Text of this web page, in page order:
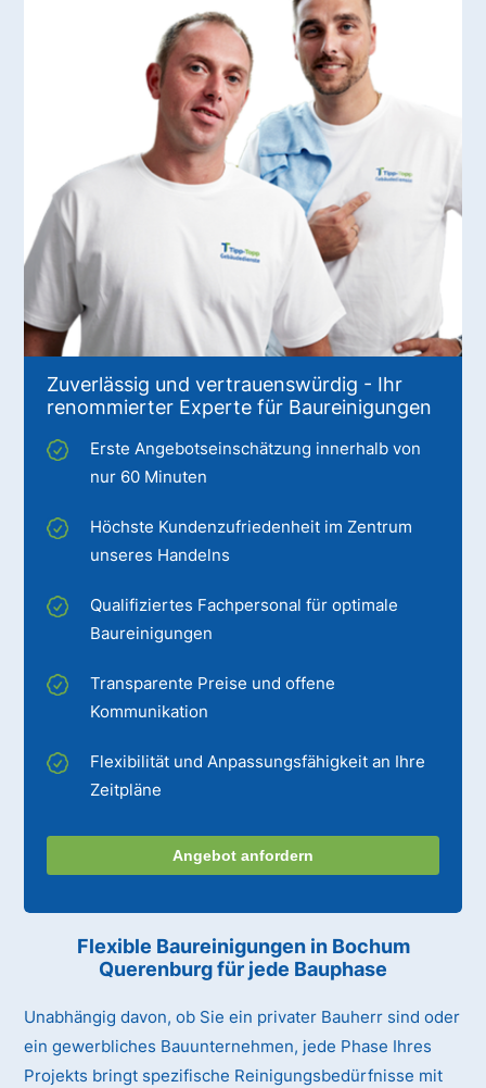
Zuverlässig und vertrauenswürdig - Ihr
renommierter Experte für Baureinigungen
Erste Angebotseinschätzung innerhalb von
nur 60 Minuten
Höchste Kundenzufriedenheit im Zentrum
unseres Handelns
Qualifiziertes Fachpersonal für optimale
Baureinigungen
Transparente Preise und offene
Kommunikation
Flexibilität und Anpassungsfähigkeit an Ihre
Zeitpläne
Angebot anfordern
Flexible Baureinigungen in Bochum
Querenburgfür jede Bauphase
Unabhängig davon, ob Sie ein privater Bauherr sind oder
ein gewerbliches Bauunternehmen, jede Phase Ihres
Projekts bringt spezifische Reinigungsbedürfnisse mit